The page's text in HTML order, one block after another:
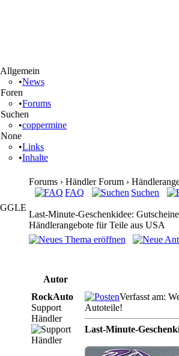
Allgemein
•News
Foren
•Forums
Suchen
•coppermine
None
•Links
•Inhalte
Forums › Händler Forum ›
FAQ
Suchen
Last-Minute-Geschenkidee:
Händlerangebote für Teile aus USA
Autor
RockAuto
Support
Händler
Verfasst am:
Autoteile!
Last-Minute-